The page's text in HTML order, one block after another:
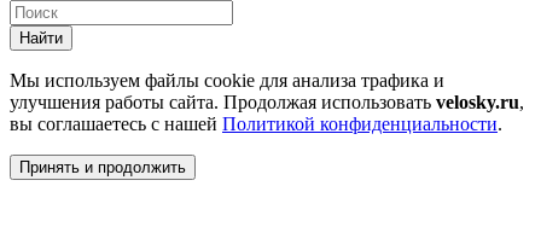
Найти
Мы используем файлы cookie для анализа трафика и
улучшения работы сайта. Продолжая использовать velosky.ru,
вы соглашаетесь с нашей Политикой конфиденциальности.
Принять и продолжить